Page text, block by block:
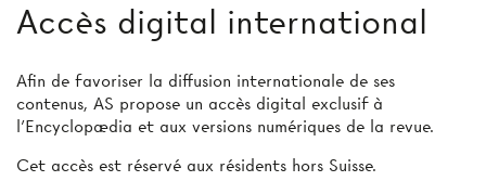
Accès digital international
Afin de favoriser la diffusion internationale de ses
contenus, AS propose un accès digital exclusif à
l’Encyclopædia et aux versions numériques de la revue.
Cet accès est réservé aux résidents hors Suisse.